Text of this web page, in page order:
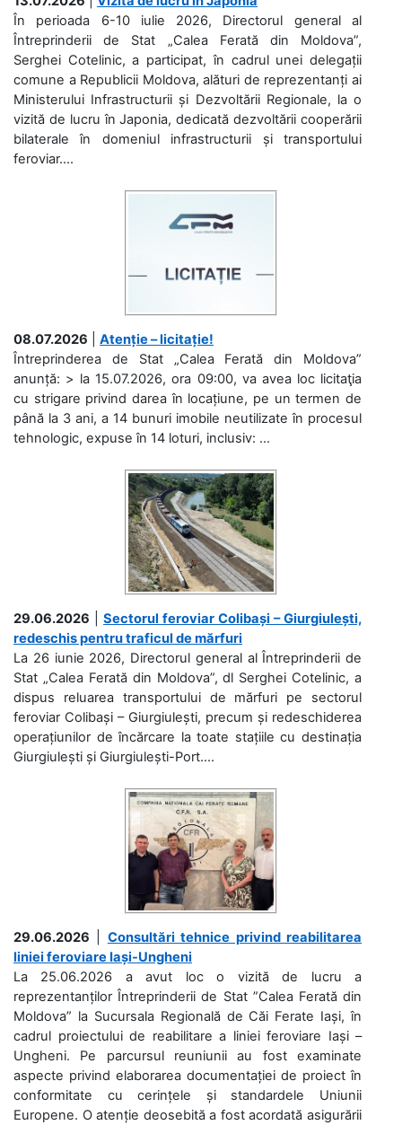
În perioada 6-10 iulie 2026, Directorul general al
Întreprinderii de Stat „Calea Ferată din Moldova”,
Serghei Cotelinic, a participat, în cadrul unei delegații
comune a Republicii Moldova, alături de reprezentanți ai
Ministerului Infrastructurii și Dezvoltării Regionale, la o
vizită de lucru în Japonia, dedicată dezvoltării cooperării
bilaterale în domeniul infrastructurii și transportului
feroviar....
08.07.2026
Atenție – licitație!
Întreprinderea de Stat „Calea Ferată din Moldova”
anunță: > la 15.07.2026, ora 09:00, va avea loc licitaţia
cu strigare privind darea în locațiune, pe un termen de
până la 3 ani, a 14 bunuri imobile neutilizate în procesul
tehnologic, expuse în 14 loturi, inclusiv: ...
29.06.2026
Sectorul feroviar Colibași – Giurgiulești,
redeschis pentru traficul de mărfuri
La 26 iunie 2026, Directorul general al Întreprinderii de
Stat „Calea Ferată din Moldova”, dl Serghei Cotelinic, a
dispus reluarea transportului de mărfuri pe sectorul
feroviar Colibași – Giurgiulești, precum și redeschiderea
operațiunilor de încărcare la toate stațiile cu destinația
Giurgiulești și Giurgiulești-Port....
29.06.2026
Consultări tehnice privind reabilitarea
liniei feroviare Iași-Ungheni
La 25.06.2026 a avut loc o vizită de lucru a
reprezentanților Întreprinderii de Stat ”Calea Ferată din
Moldova” la Sucursala Regională de Căi Ferate Iași, în
cadrul proiectului de reabilitare a liniei feroviare Iași –
Ungheni. Pe parcursul reuniunii au fost examinate
aspecte privind elaborarea documentației de proiect în
conformitate cu cerințele și standardele Uniunii
Europene. O atenție deosebită a fost acordată asigurării